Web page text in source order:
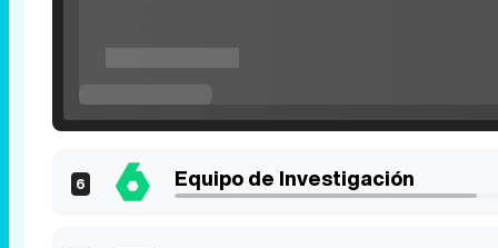
6 Equipo de Investigación